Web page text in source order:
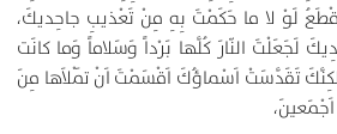
لَوْ لا ما حَكَمْتَ بِهِ مِنْ تَعْذيبِ جاحِديكَ،
لَجَعَلْتَ النّارَ كُلَّها بَرْداً وَسَلاماً وَما كانَت
لكِنَّكَ تَقَدَّسَتْ اَسْماؤُكَ اَقْسَمْتَ اَنْ تَمْلاَها مِنَ